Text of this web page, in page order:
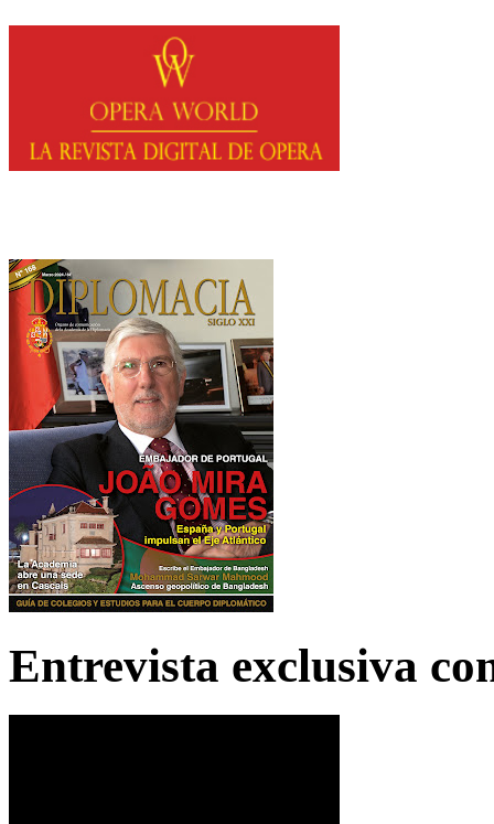
Entrevista exclusiva